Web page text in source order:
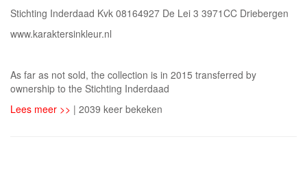
Stichting Inderdaad Kvk 08164927 De Lei 3 3971CC Driebergen
www.karaktersinkleur.nl
As far as not sold, the collection is in 2015 transferred by
ownership to the Stichting Inderdaad
Lees meer >> | 2039 keer bekeken